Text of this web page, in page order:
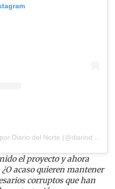
Una publicación compartida por Diario del Norte (@diariodelnorte)
el proyecto y ahora
acaso quieren mantener
corruptos que han